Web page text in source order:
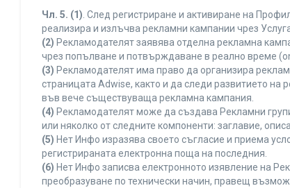
Чл. 5. (1) . След регистриране и активиране на
реализира и излъчва рекламни кампании чрез
(2) Рекламодателят заявява отделна рекламна
чрез попълване и потвърждаване в реално време
(3) Рекламодателят има право да организира
страницата Adwise, както и да следи развитието
във вече съществуваща рекламна кампания.
(4) Рекламодателят може да създава Рекламни
или няколко от следните компоненти: заглавие,
(5) Нет Инфо изразява своето съгласие и приема
регистрираната електронна поща на последния.
(6) Нет Инфо записва електронното изявление на
преобразуване по технически начин, правещ